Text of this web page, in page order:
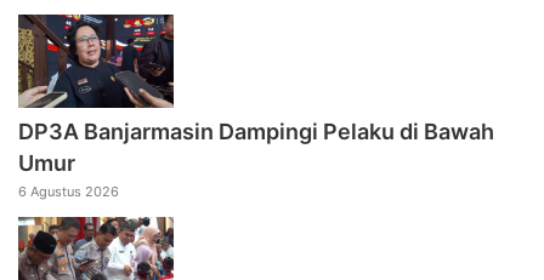
DP3A Banjarmasin Dampingi Pelaku di Bawah
Umur
6 Agustus 2026